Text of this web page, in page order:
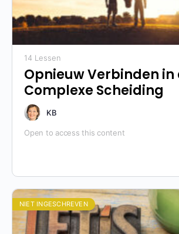
14 Lessen
Opnieuw Verbinden in
Complexe Scheiding
KB
Open to access this content
NIET INGESCHREVEN